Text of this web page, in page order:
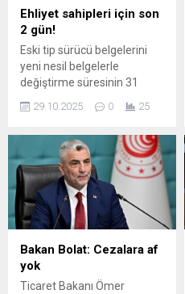
hazırlanırken denizaltının
varlığını fark etti.
Denizaltının görünmesiyle
birlikte gemi hızla bölgeden
ayrılmaya başladı;...
Ehliyet sahipleri için son
2 gün!
Eski tip sürücü belgelerini
yeni nesil belgelerle
değiştirme süresinin 31
ermesi nedeniyle, nüfus
yaşanıyor. Bugüne kadar
toplam 35 milyon 609 bin
477 kişinin yenileme işlemini
tamamladığı ...
29.10.2025 0 25
Bakan Bolat: Cezalara af
yok
Ticaret Bakanı Ömer